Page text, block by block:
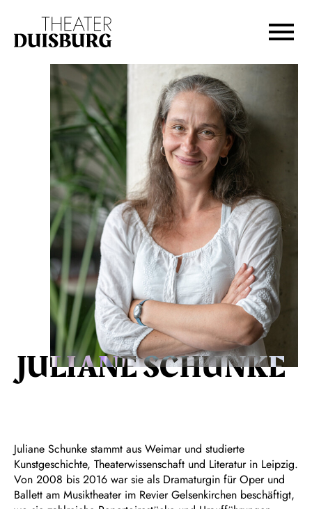
Zur Hauptnavigation springen
Zum Footer springen
JULIANE SCHUNKE
Juliane Schunke stammt aus Weimar und studierte
Kunstgeschichte, Theaterwissenschaft und Literatur in Leipzig.
Von 2008 bis 2016 war sie als Dramaturgin für Oper und
Ballett am Musiktheater im Revier Gelsenkirchen beschäftigt,